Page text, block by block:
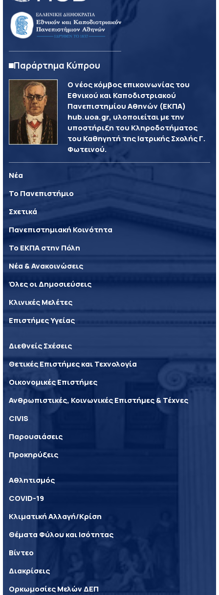
Παράρτημα Κύπρου
Ο νέος κόμβος επικοινωνίας του
Εθνικού και Καποδιστριακού
Πανεπιστημίου Αθηνών (ΕΚΠΑ)
hub.uoa.gr, υλοποιείται με την
υποστήριξη του Κληροδοτήματος
του Καθηγητή της Ιατρικής Σχολής Γ.
Φωτεινού.
Νέα
Το Πανεπιστήμιο
Σχετικά
Πανεπιστημιακή Κοινότητα
Το ΕΚΠΑ στην Πόλη
Νέα & Ανακοινώσεις
Όλες οι Δημοσιεύσεις
Κλινικές Μελέτες
Επιστήμες Υγείας
Διεθνείς Σχέσεις
Θετικές Επιστήμες και Τεχνολογία
Οικονομικές Επιστήμες
Ανθρωπιστικές, Κοινωνικές Επιστήμες & Τέχνες
CIVIS
Παρουσιάσεις
Προκηρύξεις
Αθλητισμός
COVID-19
Κλιματική Αλλαγή/Κρίση
Θέματα Φύλου και Ισότητας
Βίντεο
Διακρίσεις
Ορκωμοσίες Μελών ΔΕΠ